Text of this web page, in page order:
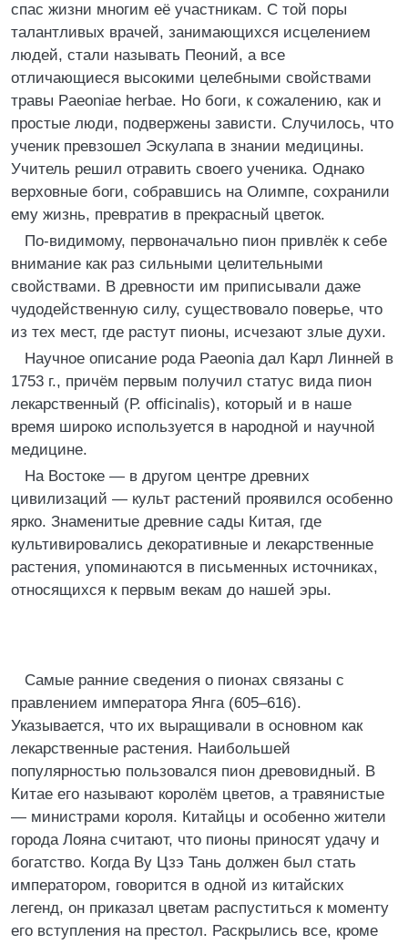
спас жизни многим её участникам. С той поры
талантливых врачей, занимающихся исцелением
людей, стали называть Пеоний, а все
отличающиеся высокими целебными свойствами
травы Paeoniae herbae. Но боги, к сожалению, как и
простые люди, подвержены зависти. Случилось, что
ученик превзошел Эскулапа в знании медицины.
Учитель решил отравить своего ученика. Однако
верховные боги, собравшись на Олимпе, сохранили
ему жизнь, превратив в прекрасный цветок.
По-видимому, первоначально пион привлёк к себе
внимание как раз сильными целительными
свойствами. В древности им приписывали даже
чудодейственную силу, существовало поверье, что
из тех мест, где растут пионы, исчезают злые духи.
Научное описание рода Paeonia дал Карл Линней в
1753 г., причём первым получил статус вида пион
лекарственный (Р. officinalis), который и в наше
время широко используется в народной и научной
медицине.
На Востоке ― в другом центре древних
цивилизаций ― культ растений проявился особенно
ярко. Знаменитые древние сады Китая, где
культивировались декоративные и лекарственные
растения, упоминаются в письменных источниках,
относящихся к первым векам до нашей эры.
Самые ранние сведения о пионах связаны с
правлением императора Янга (605–616).
Указывается, что их выращивали в основном как
лекарственные растения. Наибольшей
популярностью пользовался пион древовидный. В
Китае его называют королём цветов, а травянистые
― министрами короля. Китайцы и особенно жители
города Лояна считают, что пионы приносят удачу и
богатство. Когда By Цзэ Тань должен был стать
императором, говорится в одной из китайских
легенд, он приказал цветам распуститься к моменту
его вступления на престол. Раскрылись все, кроме